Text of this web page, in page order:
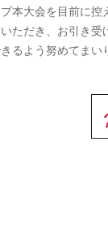
本大会を目前に
ただき、お引き
るよう努めてまい